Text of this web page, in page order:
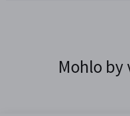
Mohlo by